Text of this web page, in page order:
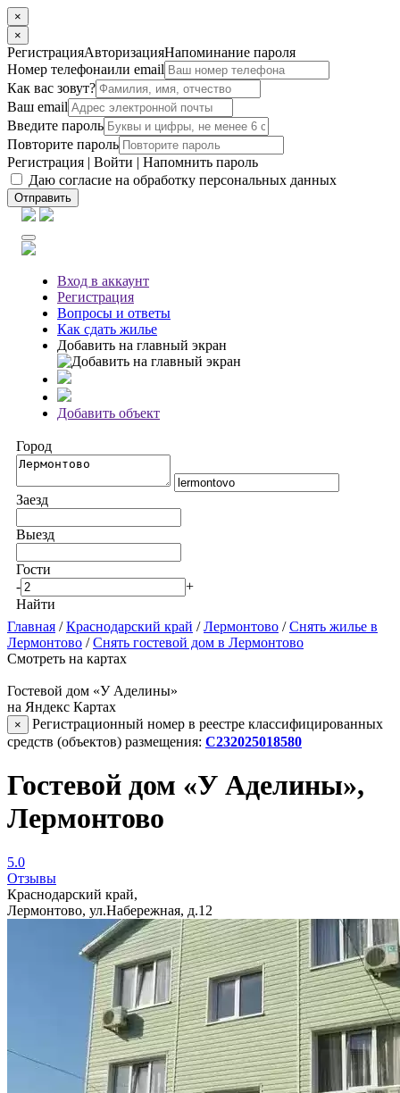
×
×
РегистрацияАвторизацияНапоминание пароля
Номер телефонаили email
Как вас зовут?
Ваш email
Введите пароль
Повторите пароль
Регистрация | Войти | Напомнить пароль
Даю согласие на обработку персональных данных
Отправить
Вход в аккаунт
Регистрация
Вопросы и ответы
Как сдать жилье
Добавить на главный экран
Добавить объект
Город
Заезд
Выезд
Гости
-
+
Найти
Главная /Краснодарский край /Лермонтово /Снять жилье в
Лермонтово /Снять гостевой дом в Лермонтово
Смотреть на картах
Гостевой дом «У Аделины»
на Яндекс Картах
×
Регистрационный номер в реестре классифицированных
средств (объектов) размещения: С232025018580
Гостевой дом «У Аделины»,
Лермонтово
5.0
Отзывы
Краснодарский край,
Лермонтово, ул.Набережная, д.12